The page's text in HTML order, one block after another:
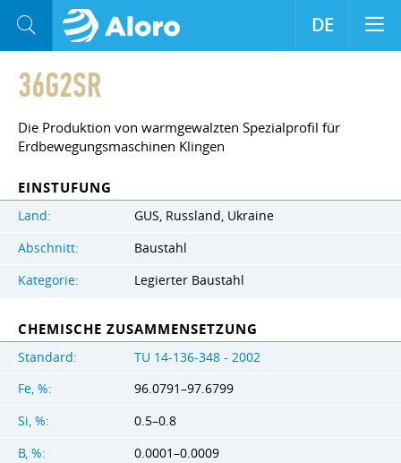
36G2SR
Die Produktion von warmgewalzten Spezialprofil für
Erdbewegungsmaschinen Klingen
EINSTUFUNG
Land:
GUS, Russland, Ukraine
Abschnitt:
Baustahl
Kategorie:
Legierter Baustahl
CHEMISCHE ZUSAMMENSETZUNG
Standard:
TU 14-136-348 - 2002
Fe, %:
96.0791–97.6799
Si, %:
0.5–0.8
B, %:
0.0001–0.0009
DE